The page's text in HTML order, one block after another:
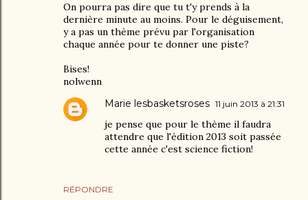
On pourra pas dire que tu t'y prends à la
dernière minute au moins. Pour le déguisement,
y a pas un thème prévu par l'organisation
chaque année pour te donner une piste?
Bises!
nolwenn
RÉPONDRE
Marie lesbasketsroses 11 juin 2013 à 21:31
je pense que pour le thème il faudra
attendre que l'édition 2013 soit passée
cette année c'est science fiction!